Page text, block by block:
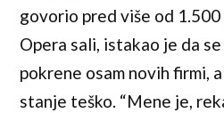
govorio pred više od
Opera sali, istakao je da
pokrene osam novih firmi,
stanje teško. “Mene je,